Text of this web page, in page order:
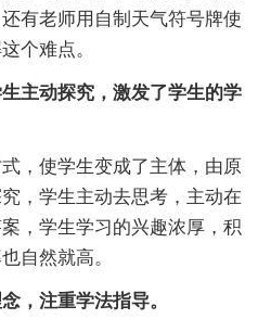
有老师用自制天气符号牌使
个难点。
主动探究，激发了学生的学
使学生变成了主体，由原
，学生主动去思考，主动在
，学生学习的兴趣浓厚，积
自然就高。
，注重学法指导。